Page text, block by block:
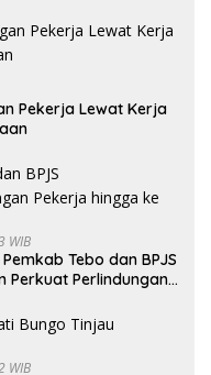
Pekerja Lewat Kerja
WIB
Tebo dan BPJS
Perkuat Perlindungan
WIB